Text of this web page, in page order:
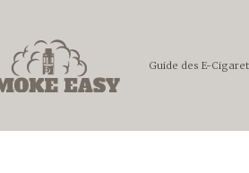
Guide des E-